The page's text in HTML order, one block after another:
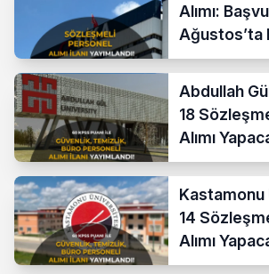
Alımı:
Ağustos’ta
Abdullah
18
Alımı
14
Alımı